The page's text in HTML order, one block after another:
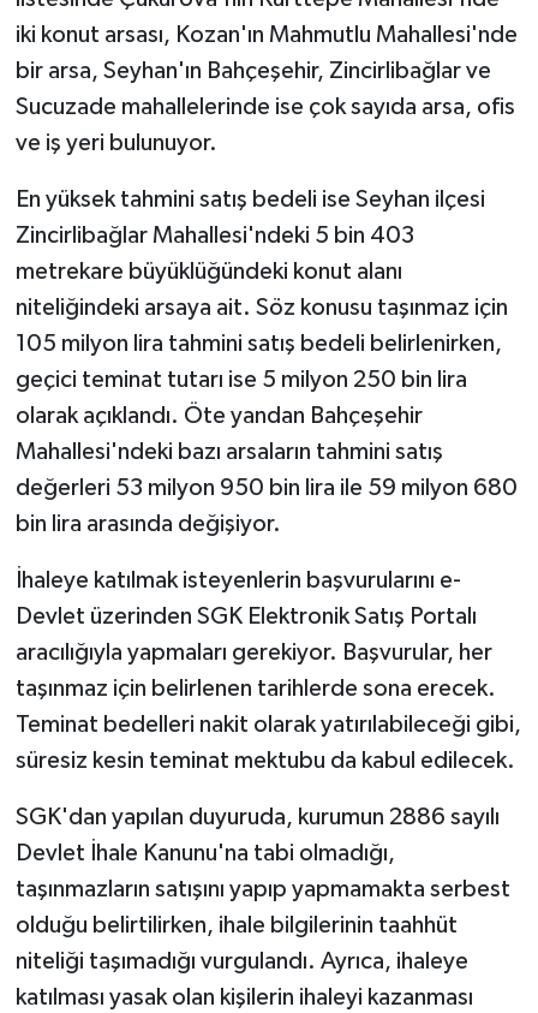
iki konut arsası, Kozan'ın Mahmutlu Mahallesi'nde
bir arsa, Seyhan'ın Bahçeşehir, Zincirlibağlar ve
Sucuzade mahallelerinde ise çok sayıda arsa, ofis
ve iş yeri bulunuyor.
En yüksek tahmini satış bedeli ise Seyhan ilçesi
Zincirlibağlar Mahallesi'ndeki 5 bin 403
metrekare büyüklüğündeki konut alanı
niteliğindeki arsaya ait. Söz konusu taşınmaz için
105 milyon lira tahmini satış bedeli belirlenirken,
geçici teminat tutarı ise 5 milyon 250 bin lira
olarak açıklandı. Öte yandan Bahçeşehir
Mahallesi'ndeki bazı arsaların tahmini satış
değerleri 53 milyon 950 bin lira ile 59 milyon 680
bin lira arasında değişiyor.
İhaleye katılmak isteyenlerin başvurularını e-
Devlet üzerinden SGK Elektronik Satış Portalı
aracılığıyla yapmaları gerekiyor. Başvurular, her
taşınmaz için belirlenen tarihlerde sona erecek.
Teminat bedelleri nakit olarak yatırılabileceği gibi,
süresiz kesin teminat mektubu da kabul edilecek.
SGK'dan yapılan duyuruda, kurumun 2886 sayılı
Devlet İhale Kanunu'na tabi olmadığı,
taşınmazların satışını yapıp yapmamakta serbest
olduğu belirtilirken, ihale bilgilerinin taahhüt
niteliği taşımadığı vurgulandı. Ayrıca, ihaleye
katılması yasak olan kişilerin ihaleyi kazanması